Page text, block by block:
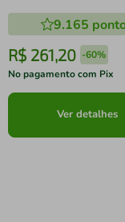
9.165
R$ 261,20 -60%
No pagamento com Pix
Ver detalhes